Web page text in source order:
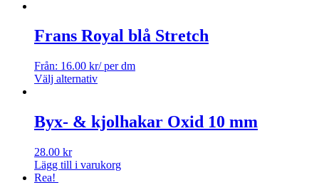
Frans Royal blå Stretch
Från: 16.00 kr/ per dm
Välj alternativ
Byx- & kjolhakar Oxid 10 mm
28.00 kr
Lägg till i varukorg
Rea!